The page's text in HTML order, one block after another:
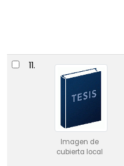
11.
Imagen de
cubierta local